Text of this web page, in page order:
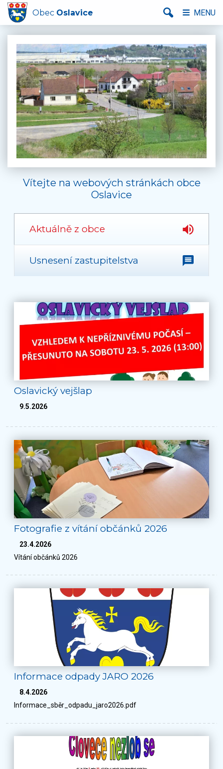
Vítejte na webových stránkách obce
Oslavice
Aktuálně z obce
Usnesení zastupitelstva
Oslavický vejšlap
9.5.2026
Fotografie z vítání občánků 2026
23.4.2026
Vítání občánků 2026
Informace odpady JARO 2026
8.4.2026
Informace_sběr_odpadu_jaro2026.pdf
Obec Oslavice MENU